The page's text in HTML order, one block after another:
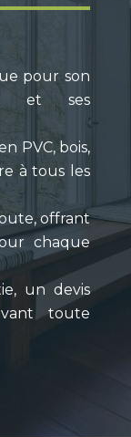
pour son
et ses
PVC, bois,
à tous les
offrant
chaque
un devis
toute